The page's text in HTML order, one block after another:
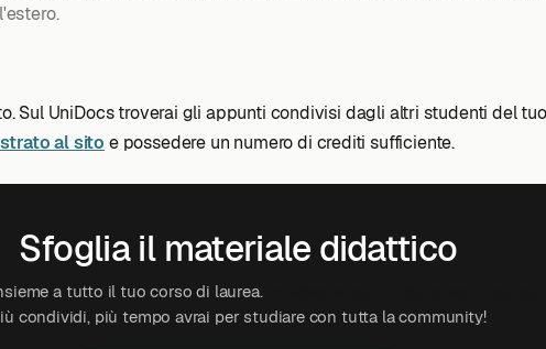
Sul UniDocs troverai gli appunti condivisi dagli altri studenti del
al sito e possedere un numero di crediti sufficiente.
Sfoglia il materiale didattico
a tutto il tuo corso di laurea.
condividi, più tempo avrai per studiare con tutta la community!